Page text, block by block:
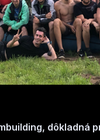
dôkladná